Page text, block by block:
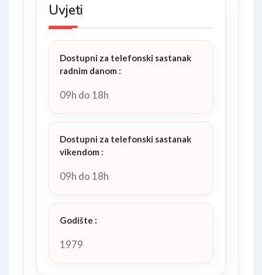
Uvjeti
Dostupni za telefonski sastanak
radnim danom :
09h do 18h
Dostupni za telefonski sastanak
vikendom :
09h do 18h
Godište :
1979